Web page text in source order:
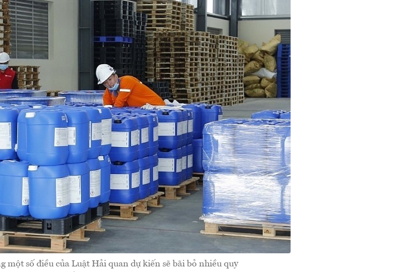
một số điều của Luật Hải quan dự kiến sẽ bãi bỏ nhiều quy